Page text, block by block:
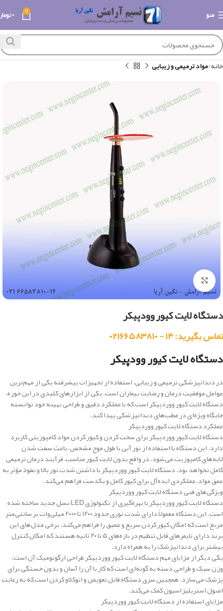
منو 0 ۰
خانه مواد ترمیمی و زیبایی
بزرگنمایی تصویر
دستگاه لایت کیور وودپیکر
تماس بگیرید: ۱۴ - ۰۲۱۶۶۵۸۳۸۱۰
دستگاه لایت کیور وودپیکر
در دندانپزشکی ترمیمی و زیبایی، استفاده از تجهیزات پیشرفته یکی از مهم‌ترین
عوامل موفقیت درمان و رضایت بیماران است. یکی از ابزارهای کلیدی در این حوزه،
دستگاه لایت کیور ووردپیکر است که با عملکرد دقیق و طراحی بهینه خود توانسته
جایگاه ویژه‌ای در مطب‌های دندانپزشکی پیدا کند.
عملکرد دستگاه لایت کیور ووردپیکر
دستگاه لایت کیور ووردپیکر برای سخت کردن و کیور کردن مواد کامپوزیتی کاربرد
دارد. این دستگاه با استفاده از نور آبی با طول موج مشخص، باعث سفت شدن
لایه‌های کامپوزیت می‌شود. در واقع بدون لایت کیور مناسب، فرآیند درمان ترمیمی
کامل نخواهد بود. دستگاه لایت کیور ووردپیکر با داشتن شدت نور بالا و نفوذ مؤثر به
عمق مواد، عملکردی ایده‌آل برای کیور کامل و یکدست فراهم می‌کند.
ویژگی‌های فنی دستگاه لایت کیور ووردپیکر
دستگاه لایت کیور ووردپیکر با بهره‌گیری از تکنولوژی LED نسل جدید ساخته شده
است. این دستگاه معمولاً دارای شدت نوری حدود ۱۲۰۰ تا ۲۰۰۰ میلی‌وات بر سانتی‌متر
مربع است که امکان کیور کردن سریع و عمیق را فراهم می‌کند. برخی مدل‌های این
برند دارای تایمرهای قابل تنظیم در بازه‌های ۵ تا ۲۰ ثانیه هستند که امکان کنترل
بیشتر برای دندانپزشک را به همراه دارد.
یکی دیگر از مزایای مهم دستگاه لایت کیور ووردپیکر طراحی ارگونومیک آن است.
وزن سبک و طراحی دسته به گونه‌ای است که کار با آن را آسان و بدون خستگی برای
پزشک می‌سازد. همچنین سری دستگاه قابل تعویض و اتوکلاو کردن است که به رعایت
اصول استریلیزاسیون کمک می‌کند.
مزایای استفاده از دستگاه لایت کیور ووردپیکر